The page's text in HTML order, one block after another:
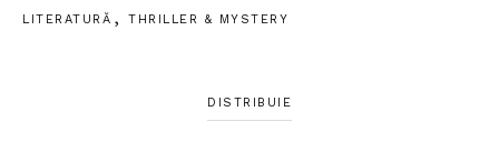
LITERATURĂ THRILLER & MYSTERY
DISTRIBUIE